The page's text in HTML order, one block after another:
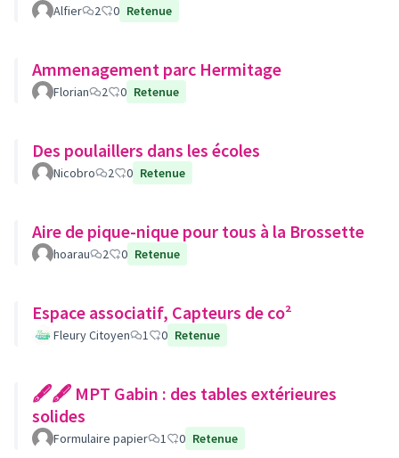
Alfier 2 0 Retenue
Ammenagement parc Hermitage
Florian 2 0 Retenue
Des poulaillers dans les écoles
Nicobro 2 0 Retenue
Aire de pique-nique pour tous à la Brossette
hoarau 2 0 Retenue
Espace associatif, Capteurs de co²
Fleury Citoyen 1 0 Retenue
🖋🖋 MPT Gabin : des tables extérieures
solides
Formulaire papier 1 0 Retenue